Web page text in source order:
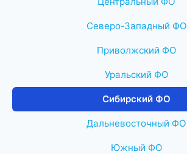
Северо-Западный ФО
Приволжский ФО
Уральский ФО
Сибирский ФО
Дальневосточный ФО
Южный ФО